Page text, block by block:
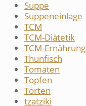
Suppe
Suppeneinlage
TCM
TCM-Diätetik
TCM-Ernährung
Thunfisch
Tomaten
Topfen
Torten
tzatziki